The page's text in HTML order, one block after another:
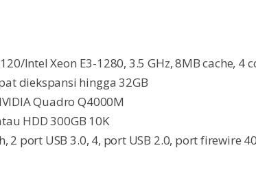
Intel Xeon E3-1280, 3.5 GHz, 8MB cache, 4
diekspansi hingga 32GB
Quadro Q4000M
HDD 300GB 10K
2 port USB 3.0, 4, port USB 2.0, port firewire